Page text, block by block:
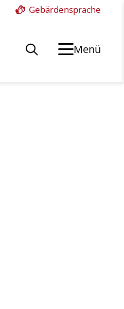
Gebärdensprache
Menü